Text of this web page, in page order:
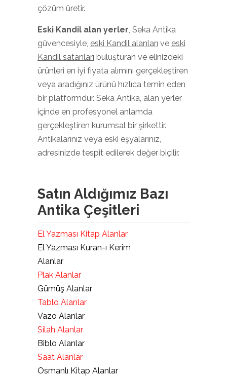
çözüm üretir.
Eski Kandil alan yerler, Seka Antika
güvencesiyle, eski Kandil alanları ve eski
Kandil satanları buluşturan ve elinizdeki
ürünleri en iyi fiyata alımını gerçekleştiren
veya aradığınız ürünü hızlıca temin eden
bir platformdur. Seka Antika, alan yerler
içinde en profesyonel anlamda
gerçekleştiren kurumsal bir şirkettir.
Antikalarınız veya eski eşyalarınız,
adresinizde tespit edilerek değer biçilir.
Satın Aldığımız Bazı
Antika Çeşitleri
El Yazması Kitap Alanlar
El Yazması Kuran-ı Kerim
Alanlar
Plak Alanlar
Gümüş Alanlar
Tablo Alanlar
Vazo Alanlar
Silah Alanlar
Biblo Alanlar
Saat Alanlar
Osmanlı Kitap Alanlar